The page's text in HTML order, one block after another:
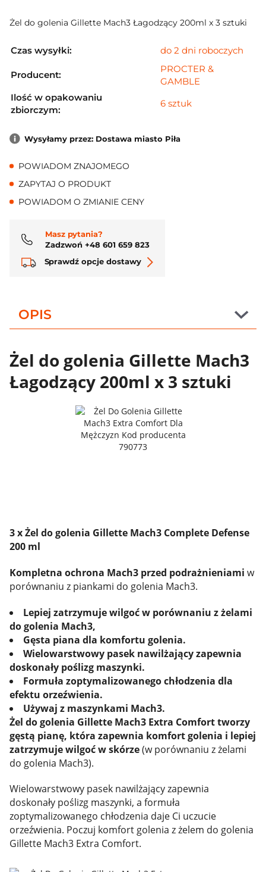
Żel do golenia Gillette Mach3 Łagodzący 200ml x 3 sztuki
Czas wysyłki: do 2 dni roboczych
Producent:
PROCTER &
GAMBLE
Ilość w opakowaniu
zbiorczym:
6 sztuk
Wysyłamy przez: Dostawa miasto Piła
POWIADOM ZNAJOMEGO
ZAPYTAJ O PRODUKT
POWIADOM O ZMIANIE CENY
Masz pytania?
Zadzwoń +48 601 659 823
Sprawdź opcje dostawy
OPIS
Żel do golenia Gillette Mach3
Łagodzący 200ml x 3 sztuki
3 x Żel do golenia Gillette Mach3 Complete Defense
200 ml
Kompletna ochrona Mach3 przed podrażnieniami w
porównaniu z piankami do golenia Mach3.
Lepiej zatrzymuje wilgoć w porównaniu z żelami
do golenia Mach3,
Gęsta piana dla komfortu golenia.
Wielowarstwowy pasek nawilżający zapewnia
doskonały poślizg maszynki.
Formuła zoptymalizowanego chłodzenia dla
efektu orzeźwienia.
Używaj z maszynkami Mach3.
Żel do golenia Gillette Mach3 Extra Comfort tworzy
gęstą pianę, która zapewnia komfort golenia i lepiej
zatrzymuje wilgoć w skórze(w porównaniu z żelami
do golenia Mach3).
Wielowarstwowy pasek nawilżający zapewnia
doskonały poślizg maszynki, a formuła
zoptymalizowanego chłodzenia daje Ci uczucie
orzeźwienia. Poczuj komfort golenia z żelem do golenia
Gillette Mach3 Extra Comfort.